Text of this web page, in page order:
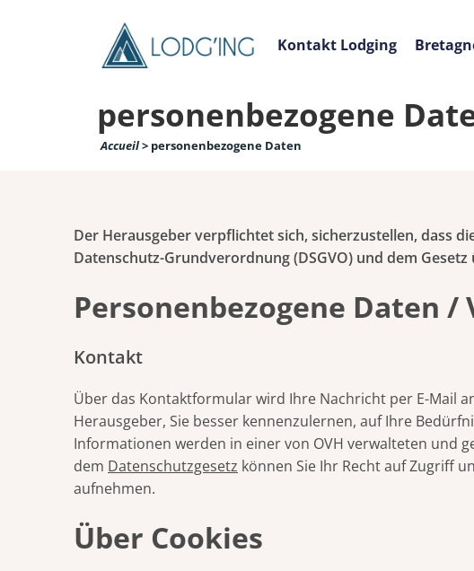
Kontakt Lodging
personenbezogene
Accueil> personenbezogene Daten
Der Herausgeber verpflichtet sich, sicherzustellen, dass
Datenschutz-Grundverordnung (DSGVO) und dem
Personenbezogene Daten
Kontakt
Über das Kontaktformular wird Ihre Nachricht per E-Mail
Herausgeber, Sie besser kennenzulernen, auf Ihre
Informationen werden in einer von OVH verwalteten und
dem Datenschutzgesetz können Sie Ihr Recht auf Zugriff
aufnehmen.
Über Cookies